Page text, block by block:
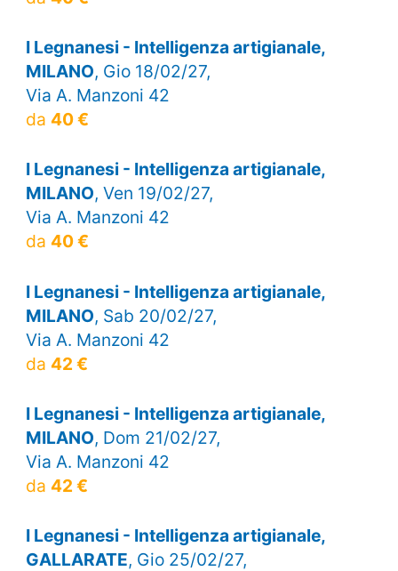
I Legnanesi - Intelligenza artigianale,
MILANO, Gio 18/02/27,
Via A. Manzoni 42
da 40 €
I Legnanesi - Intelligenza artigianale,
MILANO, Ven 19/02/27,
Via A. Manzoni 42
da 40 €
I Legnanesi - Intelligenza artigianale,
MILANO, Sab 20/02/27,
Via A. Manzoni 42
da 42 €
I Legnanesi - Intelligenza artigianale,
MILANO, Dom 21/02/27,
Via A. Manzoni 42
da 42 €
I Legnanesi - Intelligenza artigianale,
GALLARATE, Gio 25/02/27,